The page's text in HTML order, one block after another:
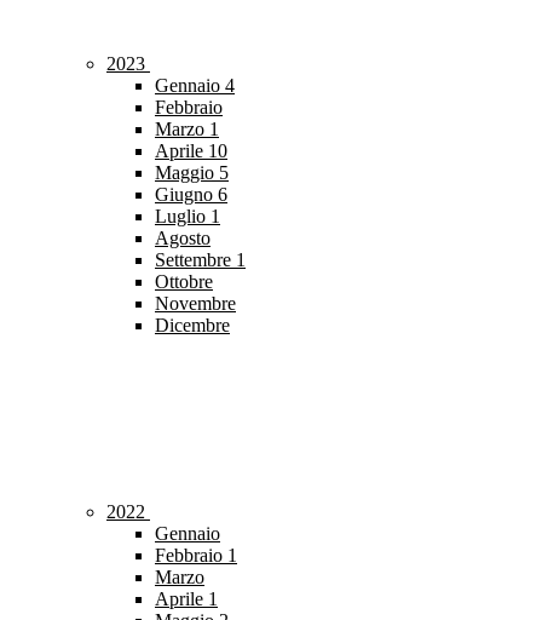
2023
Gennaio 4
Febbraio
Marzo 1
Aprile 10
Maggio 5
Giugno 6
Luglio 1
Agosto
Settembre 1
Ottobre
Novembre
Dicembre
2022
Gennaio
Febbraio 1
Marzo
Aprile 1